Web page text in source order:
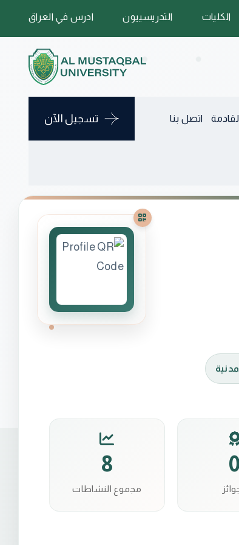
ادرس في العراق التدريسييون الكليات
تسجيل الآن اتصل بنا
0
8
مجموع النشاطات